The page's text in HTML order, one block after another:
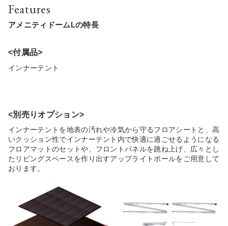
Features
アメニティドームLの特長
<付属品>
インナーテント
<別売りオプション>
インナーテントを地表の汚れや冷気から守るフロアシートと、高
いクッション性でインナーテント内で快適に過ごせるようになる
フロアマットのセットや、フロントパネルを跳ね上げ、広々とし
たリビングスペースを作り出すアップライトポールをご用意して
おります。